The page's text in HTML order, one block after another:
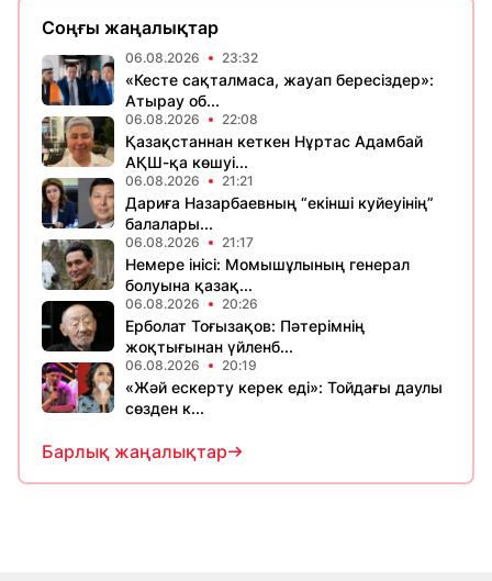
Соңғы жаңалықтар
06.08.2026 23:32
«Кесте сақталмаса, жауап бересіздер»:
Атырау об...
06.08.2026 22:08
Қазақстаннан кеткен Нұртас Адамбай
АҚШ-қа көшуі...
06.08.2026 21:21
Дариға Назарбаевның “екінші куйеуінің”
балалары...
06.08.2026 21:17
Немере інісі: Момышұлының генерал
болуына қазақ...
06.08.2026 20:26
Ерболат Тоғызақов: Пәтерімнің
жоқтығынан үйленб...
06.08.2026 20:19
«Жәй ескерту керек еді»: Тойдағы даулы
сөзден к...
Барлық жаңалықтар